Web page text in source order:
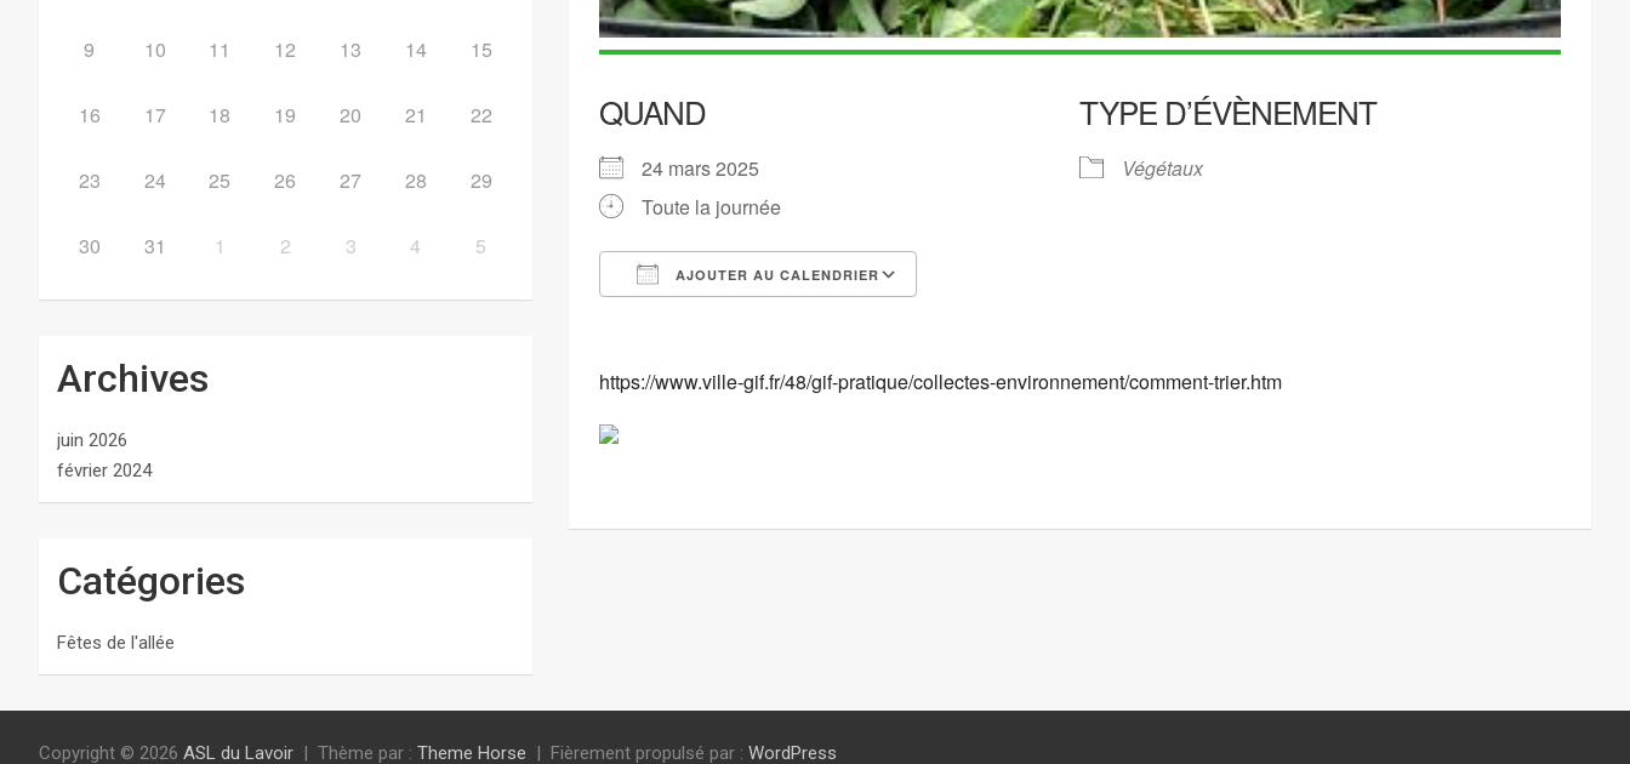
QUAND
24 mars 2025
Toute la journée
AJOUTER AU CALENDRIER
TYPE D’ÉVÈNEMENT
Végétaux
https://www.ville-gif.fr/48/gif-pratique/collectes-environnement/comment-trier.htm
9 10 11 12 13 14 15
16 17 18 19 20 21 22
23 24 25 26 27 28 29
30 31 1 2 3 4 5
Archives
juin 2026
février 2024
Catégories
Fêtes de l'allée
Copyright © 2026 ASL du Lavoir Thème par : Theme Horse Fièrement propulsé par : WordPress